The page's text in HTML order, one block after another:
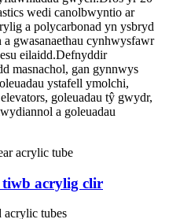
wedi canolbwyntio ar
a polycarbonad yn ysbryd
gwasanaethau cynhwysfawr
eilaidd.Defnyddir
masnachol, gan gynnwys
ystafell ymolchi,
goleuadau tŷ gwydr,
a goleuadau
acrylig clir